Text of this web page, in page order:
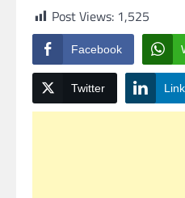
Post Views: 1,525
Facebook
Twitter